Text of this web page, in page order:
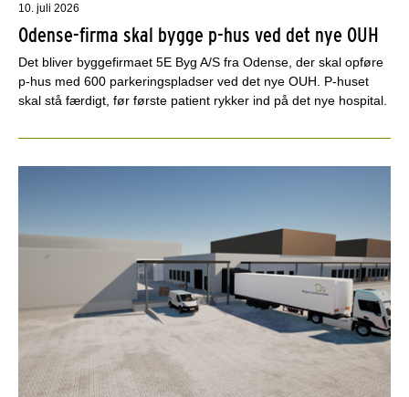
10. juli 2026
Odense-firma skal bygge p-hus ved det nye OUH
Det bliver byggefirmaet 5E Byg A/S fra Odense, der skal opføre
p-hus med 600 parkeringspladser ved det nye OUH. P-huset
skal stå færdigt, før første patient rykker ind på det nye hospital.